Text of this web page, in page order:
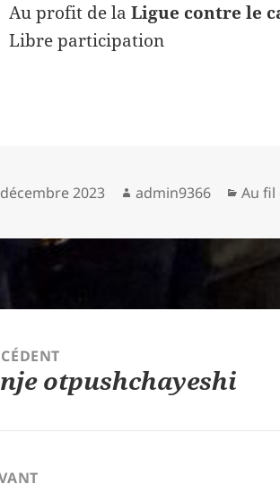
Au profit de laLigue contre le
Libre participation
2023 Auteur
admin9366 Au fil
otpushchayeshi